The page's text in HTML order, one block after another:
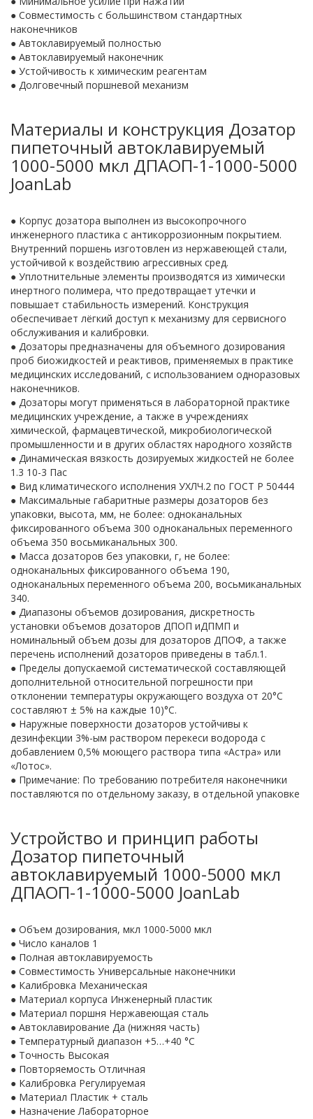
● Совместимость с большинством стандартных
наконечников
● Автоклавируемый полностью
● Автоклавируемый наконечник
● Устойчивость к химическим реагентам
● Долговечный поршневой механизм
Материалы и конструкция Дозатор
пипеточный автоклавируемый
1000-5000 мкл ДПАОП-1-1000-5000
JoanLab
● Корпус дозатора выполнен из высокопрочного
инженерного пластика с антикоррозионным покрытием.
Внутренний поршень изготовлен из нержавеющей стали,
устойчивой к воздействию агрессивных сред.
● Уплотнительные элементы производятся из химически
инертного полимера, что предотвращает утечки и
повышает стабильность измерений. Конструкция
обеспечивает лёгкий доступ к механизму для сервисного
обслуживания и калибровки.
● Дозаторы предназначены для объемного дозирования
проб биожидкостей и реактивов, применяемых в практике
медицинских исследований, с использованием одноразовых
наконечников.
● Дозаторы могут применяться в лабораторной практике
медицинских учреждение, а также в учреждениях
химической, фармацевтической, микробиологической
промышленности и в других областях народного хозяйств
● Динамическая вязкость дозируемых жидкостей не более
1.3 10-3 Пас
● Вид климатического исполнения УХЛЧ.2 по ГОСТ Р 50444
● Максимальные габаритные размеры дозаторов без
упаковки, высота, мм, не более: одноканальных
фиксированного объема 300 одноканальных переменного
объема 350 восьмиканальных 300.
● Масса дозаторов без упаковки, г, не более:
одноканальных фиксированного объема 190,
одноканальных переменного объема 200, восьмиканальных
340.
● Диапазоны объемов дозирования, дискретность
установки объемов дозаторов ДПОП иДПМП и
номинальный объем дозы для дозаторов ДПОФ, а также
перечень исполнений дозаторов приведены в табл.1.
● Пределы допускаемой систематической составляющей
дополнительной относительной погрешности при
отклонении температуры окружающего воздуха от 20°C
составляют ± 5% на каждые 10)°C.
● Наружные поверхности дозаторов устойчивы к
дезинфекции 3%-ым раствором перекеси водорода с
добавлением 0,5% моющего раствора типа «Астра» или
«Лотос».
● Примечание: По требованию потребителя наконечники
поставляются по отдельному заказу, в отдельной упаковке
Устройство и принцип работы
Дозатор пипеточный
автоклавируемый 1000-5000 мкл
ДПАОП-1-1000-5000 JoanLab
● Объем дозирования, мкл 1000-5000 мкл
● Число каналов 1
● Полная автоклавируемость
● Совместимость Универсальные наконечники
● Калибровка Механическая
● Материал корпуса Инженерный пластик
● Материал поршня Нержавеющая сталь
● Автоклавирование Да (нижняя часть)
● Температурный диапазон +5…+40 °C
● Точность Высокая
● Повторяемость Отличная
● Калибровка Регулируемая
● Материал Пластик + сталь
● Назначение Лабораторное